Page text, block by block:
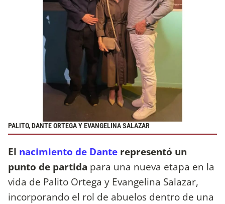
PALITO, DANTE ORTEGA Y EVANGELINA SALAZAR
El nacimiento de Dante representó un
punto de partida para una nueva etapa en la
vida de Palito Ortega y Evangelina Salazar,
incorporando el rol de abuelos dentro de una